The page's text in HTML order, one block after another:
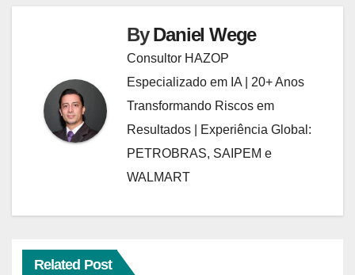
ByDaniel Wege
Consultor HAZOP
Especializado em IA | 20+ Anos
Transformando Riscos em
Resultados | Experiência Global:
PETROBRAS, SAIPEM e
WALMART
Related Post